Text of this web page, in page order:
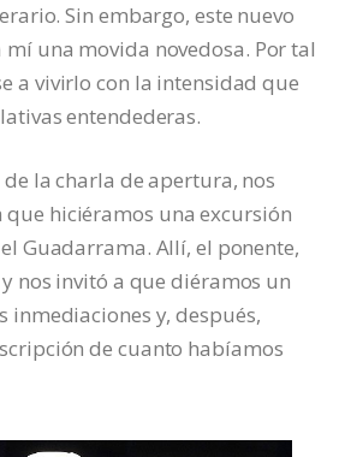
Sin embargo, este nuevo
mí una movida novedosa. Por tal
a vivirlo con la intensidad que
entendederas.
la charla de apertura, nos
hiciéramos una excursión
Guadarrama. Allí, el ponente,
nos invitó a que diéramos un
inmediaciones y, después,
de cuanto habíamos